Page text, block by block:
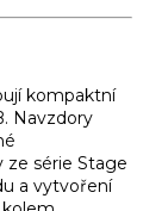
kompaktní
Navzdory
série Stage
a vytvoření